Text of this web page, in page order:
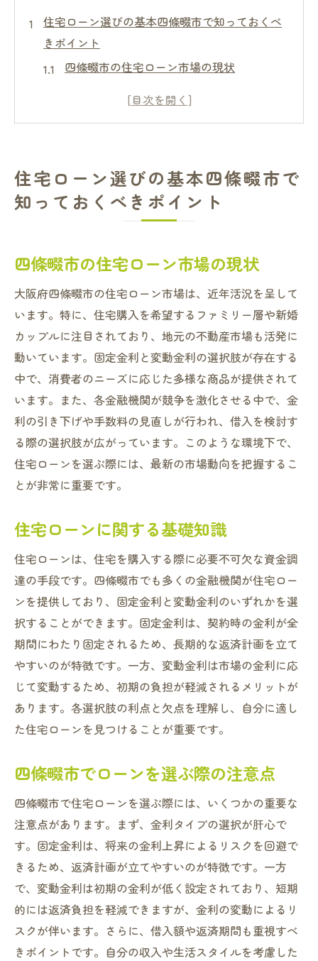
住宅ローン選びの基本四條畷市で知っておくべ
きポイント
四條畷市の住宅ローン市場の現状
住宅ローンに関する基礎知識
最適な住宅ローン選びのポイント
固定金利と変動金利の違い四條畷市での住宅ロ
固定金利のメリットとデメリット
四條畷市における固定金利の安定性
変動金利のリスクとその回避策
四條畷市の住宅ローン市場での金利動向
ライフスタイルに合わせた金利選択
四條畷市住宅ローンのメリットとデメリットを
徹底比較
固定金利のメリットとデメリット
変動金利のメリットとデメリット
四條畷市での住宅ローン市場の特徴
ローン選びにおける重要なポイント
コスト面の比較と分析
四條畷市でのローン選びの実例
将来を見据えた住宅ローン選び固定金利か変動
将来の金利動向を予測する
固定金利の安定性と安心感
変動金利の初期負担の軽減
将来のライフイベントに備えるローン選び
四條畷市での市場動向を踏まえた選択
四條畷市の住宅ローン市場で固定金利が人気の
理由
固定金利の安定した返済計画
経済変動に対する安心感
四條畷市の固定金利市場の動向
長期的な資金計画における固定金利の利点
固定金利を選ぶ際の注意点
四條畷市での実際の利用者の声
住宅ローン選びの基本四條畷市で
知っておくべきポイント
四條畷市の住宅ローン市場の現状
大阪府四條畷市の住宅ローン市場は、近年活況を呈して
います。特に、住宅購入を希望するファミリー層や新婚
カップルに注目されており、地元の不動産市場も活発に
動いています。固定金利と変動金利の選択肢が存在する
中で、消費者のニーズに応じた多様な商品が提供されて
います。また、各金融機関が競争を激化させる中で、金
利の引き下げや手数料の見直しが行われ、借入を検討す
る際の選択肢が広がっています。このような環境下で、
住宅ローンを選ぶ際には、最新の市場動向を把握するこ
とが非常に重要です。
住宅ローンに関する基礎知識
住宅ローンは、住宅を購入する際に必要不可欠な資金調
達の手段です。四條畷市でも多くの金融機関が住宅ロー
ンを提供しており、固定金利と変動金利のいずれかを選
択することができます。固定金利は、契約時の金利が全
期間にわたり固定されるため、長期的な返済計画を立て
やすいのが特徴です。一方、変動金利は市場の金利に応
じて変動するため、初期の負担が軽減されるメリットが
あります。各選択肢の利点と欠点を理解し、自分に適し
た住宅ローンを見つけることが重要です。
四條畷市でローンを選ぶ際の注意点
四條畷市で住宅ローンを選ぶ際には、いくつかの重要な
注意点があります。まず、金利タイプの選択が肝心で
す。固定金利は、将来の金利上昇によるリスクを回避で
きるため、返済計画が立てやすいのが特徴です。一方
で、変動金利は初期の金利が低く設定されており、短期
的には返済負担を軽減できますが、金利の変動によるリ
スクが伴います。さらに、借入額や返済期間も重視すべ
きポイントです。自分の収入や生活スタイルを考慮した